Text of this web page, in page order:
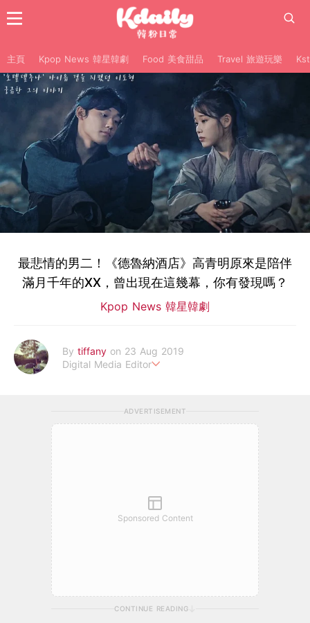
主頁 Kpop News 韓星韓劇 Food 美食甜品 Travel 旅遊玩樂
最悲情的男二！《德魯納酒店》高青明原來是陪伴
滿月千年的XX，曾出現在這幾幕，你有發現嗎？
Kpop News 韓星韓劇
By tiffany on 23 Aug 2019
Digital Media Editor
ADVERTISEMENT
Sponsored Content
CONTINUE READING